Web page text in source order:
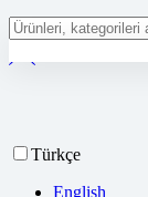
Türkçe
English